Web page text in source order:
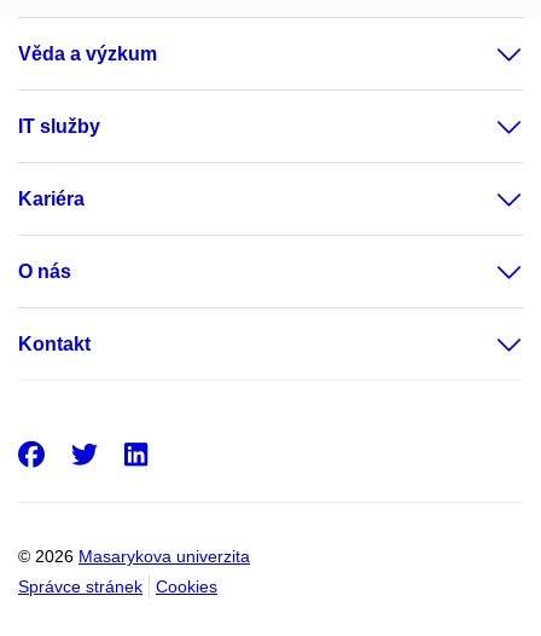
Věda a výzkum
IT služby
Kariéra
O nás
Kontakt
© 2026 Masarykova univerzita
Správce stránek
Cookies
Facebook
Twitter